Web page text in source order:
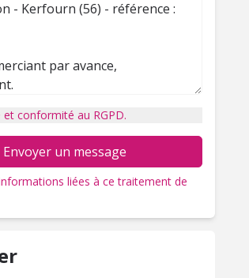
conformité au RGPD.
Envoyer un message
liées à ce traitement de